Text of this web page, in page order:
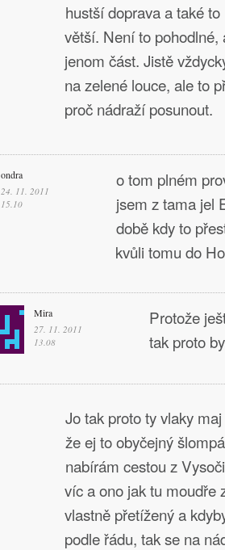
hustší doprava a také
větší. Není to pohodlné,
jenom část. Jistě
na zelené louce, ale to
proč nádraží posunout.
ondra
24. 11. 2011
15.10
o tom plném
jsem z tama jel
době kdy to
kvůli tomu do
Mira
27. 11. 2011
13.08
Protože
tak proto
Jo tak proto ty vlaky
že ej to obyčejný
nabírám cestou z
víc a ono jak tu moudře
vlastně přetížený a
podle řádu, tak se na